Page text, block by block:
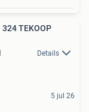
Details
5 jul 26